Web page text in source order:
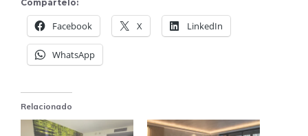
Compártelo:
Facebook X LinkedIn
WhatsApp
Relacionado